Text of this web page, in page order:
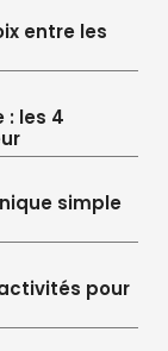
entre les
: les 4
simple
pour